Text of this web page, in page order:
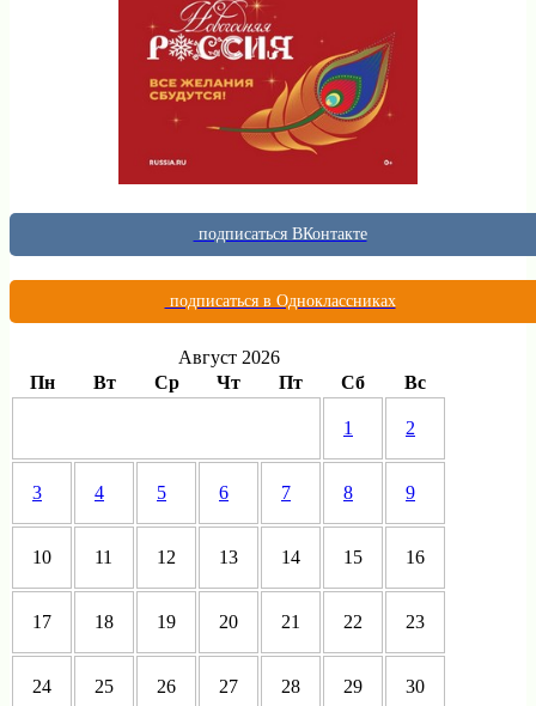
подписаться ВКонтакте
подписаться в Одноклассниках
Август 2026
Пн
Вт Ср Чт Пт Сб Вс
1 2
3 4 5 6 7 8 9
10 11 12 13 14 15 16
17 18 19 20 21 22 23
24 25 26 27 28 29 30